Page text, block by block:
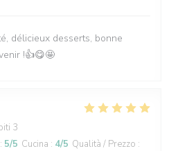
délicieux desserts, bonne
!👍😋🤩
3
: 5/5 Cucina : 4/5 Qualità / Prezzo :